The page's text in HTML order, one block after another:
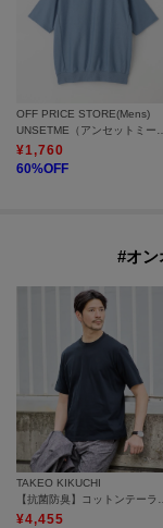
OFF PRICE STORE(Mens)
UNSETME（アンセットミー） スエットライクTシャツ【
¥1,760
60%OFF
#オン
TAKEO KIKUCHI
¥4,455